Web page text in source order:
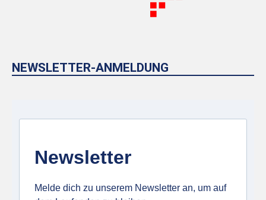
NEWSLETTER-ANMELDUNG
Newsletter
Melde dich zu unserem Newsletter an, um auf